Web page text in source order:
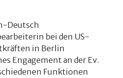
Deutsch
bei den US-
in Berlin
Engagement an der Ev.
Funktionen